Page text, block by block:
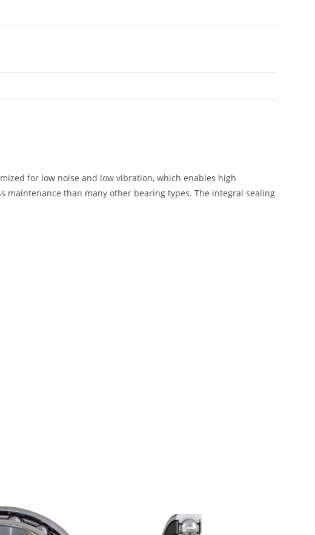
for low noise and low vibration, which enables high
maintenance than many other bearing types. The integral sealing